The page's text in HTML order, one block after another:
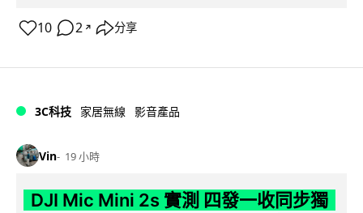
10 2 ↗ 分享
3C科技 家居無線 影音產品
Vin 19 小時
DJI Mic Mini 2s 實測 四發一收同步獨